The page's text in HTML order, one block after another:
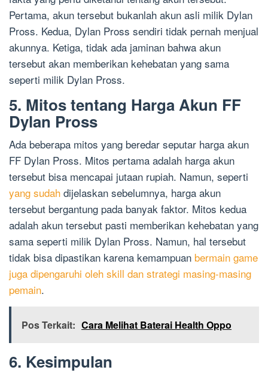
Pertama, akun tersebut bukanlah akun asli milik Dylan
Pross. Kedua, Dylan Pross sendiri tidak pernah menjual
akunnya. Ketiga, tidak ada jaminan bahwa akun
tersebut akan memberikan kehebatan yang sama
seperti milik Dylan Pross.
5. Mitos tentang Harga Akun FF
Dylan Pross
Ada beberapa mitos yang beredar seputar harga akun
FF Dylan Pross. Mitos pertama adalah harga akun
tersebut bisa mencapai jutaan rupiah. Namun, seperti
yang sudah dijelaskan sebelumnya, harga akun
tersebut bergantung pada banyak faktor. Mitos kedua
adalah akun tersebut pasti memberikan kehebatan yang
sama seperti milik Dylan Pross. Namun, hal tersebut
tidak bisa dipastikan karena kemampuan bermain game
juga dipengaruhi oleh skill dan strategi masing-masing
pemain.
Pos Terkait: Cara Melihat Baterai Health Oppo
6. Kesimpulan